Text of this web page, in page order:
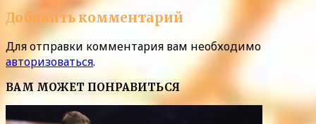
Добавить комментарий
Для отправки комментария вам необходимо
авторизоваться.
ВАМ МОЖЕТ ПОНРАВИТЬСЯ